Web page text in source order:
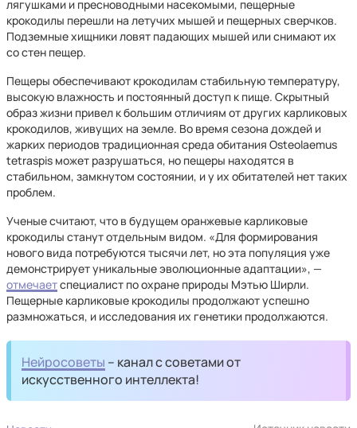
лягушками и пресноводными насекомыми, пещерные
крокодилы перешли на летучих мышей и пещерных сверчков.
Подземные хищники ловят падающих мышей или снимают их
со стен пещер.
Пещеры обеспечивают крокодилам стабильную температуру,
высокую влажность и постоянный доступ к пище. Скрытный
образ жизни привел к большим отличиям от других карликовых
крокодилов, живущих на земле. Во время сезона дождей и
жарких периодов традиционная среда обитания Osteolaemus
tetraspis может разрушаться, но пещеры находятся в
стабильном, замкнутом состоянии, и у их обитателей нет таких
проблем.
Ученые считают, что в будущем оранжевые карликовые
крокодилы станут отдельным видом. «Для формирования
нового вида потребуются тысячи лет, но эта популяция уже
демонстрирует уникальные эволюционные адаптации», —
отмечаетспециалист по охране природы Мэтью Ширли.
Пещерные карликовые крокодилы продолжают успешно
размножаться, и исследования их генетики продолжаются.
Нейросоветы – канал с советами от
искусственного интеллекта!